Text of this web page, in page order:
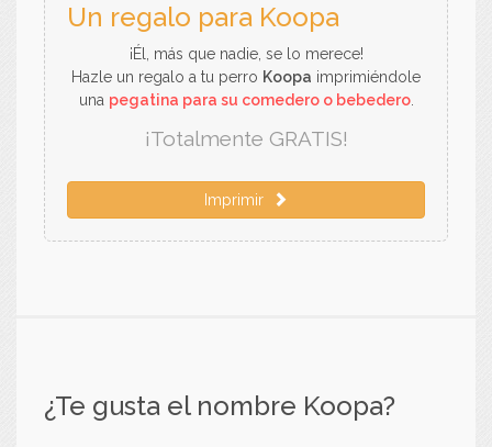
Un regalo para Koopa
¡Él, más que nadie, se lo merece!
Hazle un regalo a tu perro Koopa imprimiéndole
una pegatina para su comedero o bebedero.
¡Totalmente GRATIS!
Imprimir
¿Te gusta el nombre Koopa?